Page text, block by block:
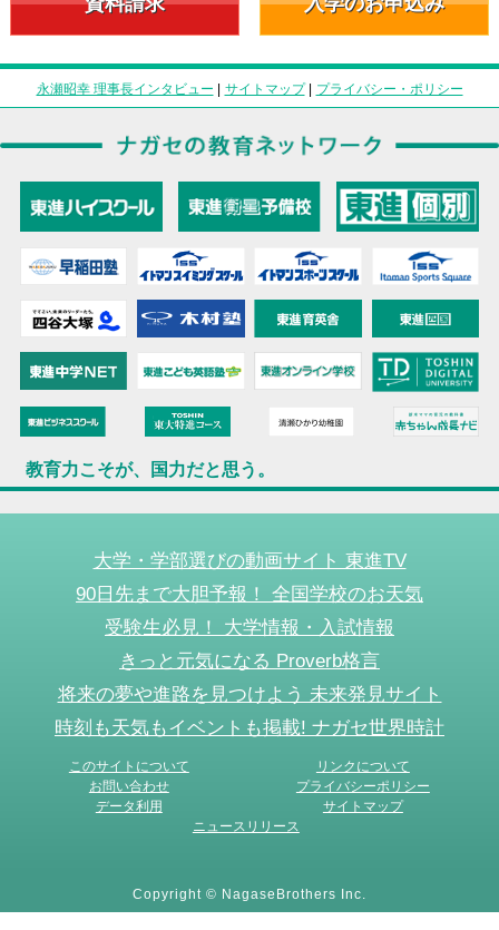
永瀬昭幸 理事長インタビュー | サイトマップ| プライバシー・ポリシー
教育力こそが、国力だと思う。
大学・学部選びの動画サイト 東進TV
90日先まで大胆予報！ 全国学校のお天気
受験生必見！ 大学情報・入試情報
きっと元気になる Proverb格言
将来の夢や進路を見つけよう 未来発見サイト
時刻も天気もイベントも掲載! ナガセ世界時計
このサイトについて
リンクについて
お問い合わせ
プライバシーポリシー
データ利用
サイトマップ
ニュースリリース
Copyright © NagaseBrothers Inc.